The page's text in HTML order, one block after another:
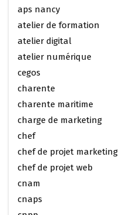
aps nancy
atelier de formation
atelier digital
atelier numérique
cegos
charente
charente maritime
charge de marketing
chef
chef de projet marketing
chef de projet web
cnam
cnaps